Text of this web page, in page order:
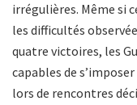
irrégulières. Même si
les difficultés
quatre victoires, les
capables de
lors de rencontres